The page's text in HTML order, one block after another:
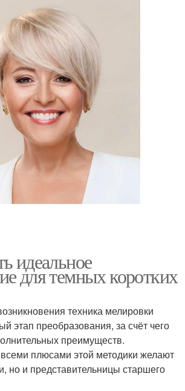
идеальное
для темных коротких
техника мелировки
этап преобразования, за счёт чего
преимуществ.
плюсами этой методики желают
но и представительницы старшего